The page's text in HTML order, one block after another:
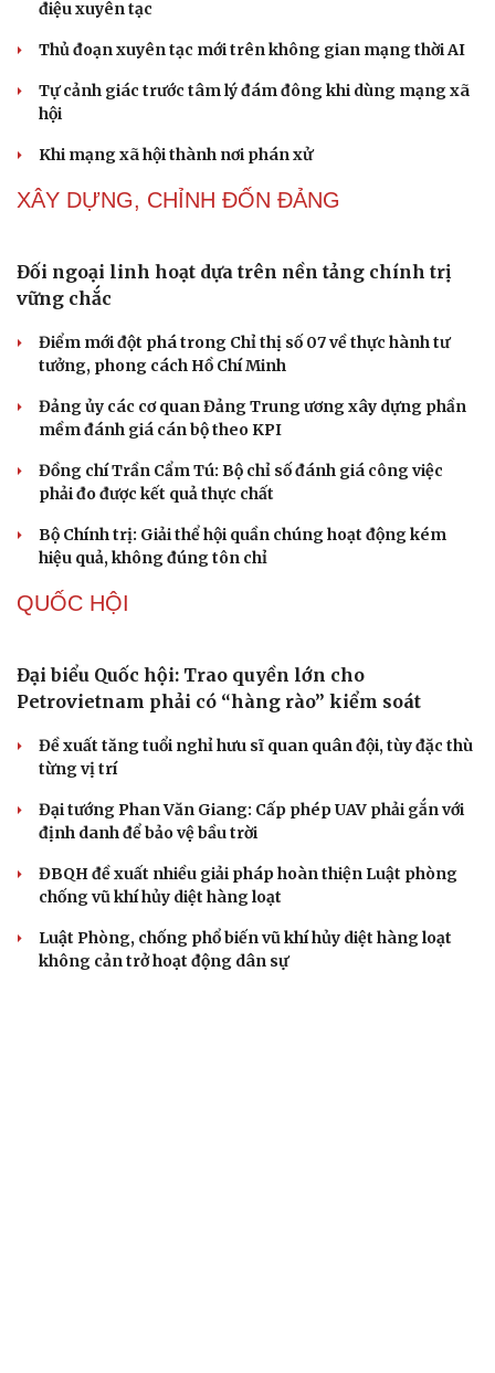
Cải chính
Thành tựu nhân quyền ở Việt Nam: Sự thật được
Thủ đoạn xuyên tạc mới trên không gian mạng thời AI
Tự cảnh giác trước tâm lý đám đông khi dùng mạng xã
hội
XÂY DỰNG, CHỈNH ĐỐN ĐẢNG
Đối ngoại linh hoạt dựa trên nền tảng chính trị
vững chắc
tưởng, phong cách Hồ Chí Minh
mềm đánh giá cán bộ theo KPI
Đồng chí Trần Cẩm Tú: Bộ chỉ số đánh giá công việc
phải đo được kết quả thực chất
Bộ Chính trị: Giải thể hội quần chúng hoạt động kém
QUỐC HỘI
Đại biểu Quốc hội: Trao quyền lớn cho
Petrovietnam phải có “hàng rào” kiểm soát